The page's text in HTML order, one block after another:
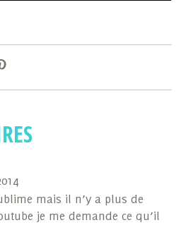
mais il n’y a plus de
je me demande ce qu’il